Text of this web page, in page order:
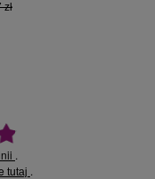
zł
5
.
tutaj .